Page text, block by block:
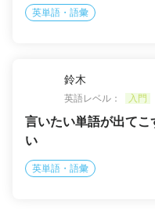
英単語・語彙
鈴木
英語レベル：
入門
言いたい単語が出て
い
英単語・語彙